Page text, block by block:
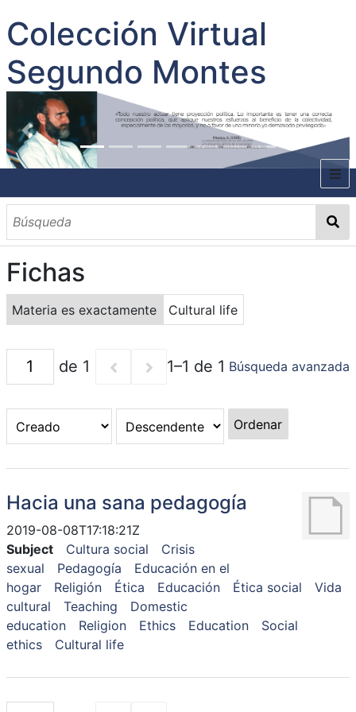
Colección Virtual
Segundo Montes
INICIO
SOBRE EL AUTOR
CONTENIDO
TODOS LOS DOCUMENTOS
CATEGORIAS
OBRAS SOBRE EL AUTOR P. SEGUNDO MONTES
MATERIAS
PALABRAS CLAVES
MULTIMEDIA
Fichas
Materia es exactamente Cultural life
de 1 1–1 de 1 Búsqueda avanzada
Ordenar
Hacia una sana pedagogía
2019-08-08T17:18:21Z
Subject
Cultura social
Crisis
sexual
Pedagogía
Educación en el
hogar
Religión Ética Educación Ética social
Vida
cultural
Teaching
Domestic
education
Religion Ethics Education
Social
ethics
Cultural life